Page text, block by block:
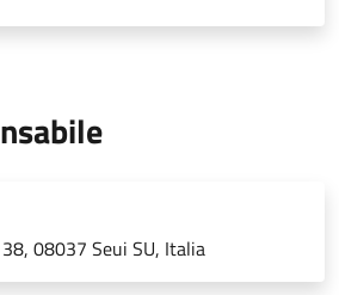
08037 Seui SU, Italia